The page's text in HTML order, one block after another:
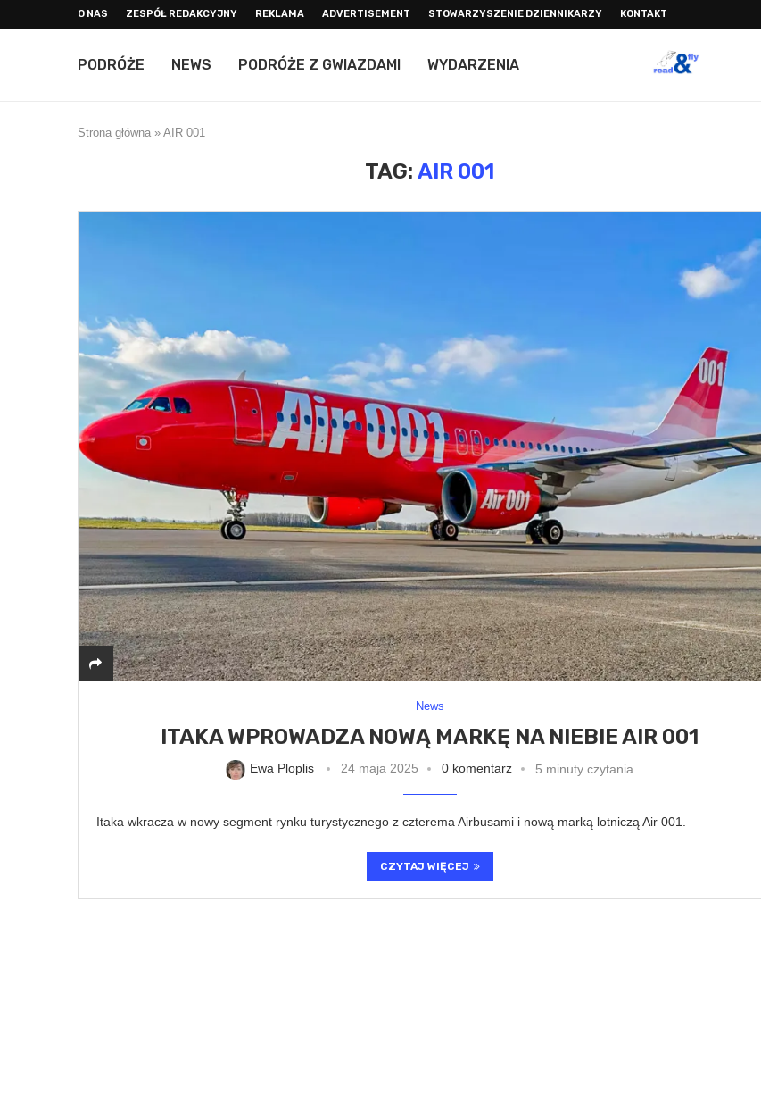
O NAS ZESPÓŁ REDAKCYJNY REKLAMA ADVERTISEMENT STOWARZYSZENIE DZIENNIKARZY KONTAKT
PODRÓŻE NEWS PODRÓŻE Z GWIAZDAMI WYDARZENIA
Strona główna » AIR 001
TAG:AIR 001
News
ITAKA WPROWADZA NOWĄ MARKĘ NA NIEBIE AIR 001
Ewa Ploplis 24 maja 2025 0 komentarz 5 minuty czytania
Itaka wkracza w nowy segment rynku turystycznego z czterema Airbusami i nową marką lotniczą Air 001.
CZYTAJ WIĘCEJ